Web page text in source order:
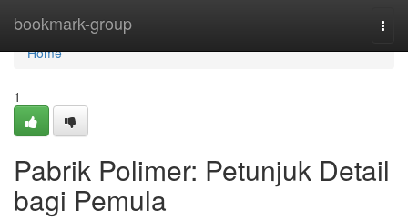
bookmark-group
Home
Home
1
Pabrik Polimer: Petunjuk Detail
bagi Pemula